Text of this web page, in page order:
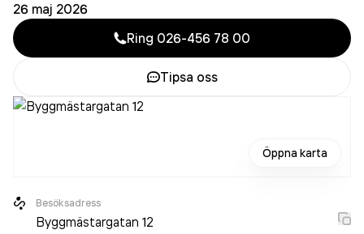
26 maj 2026
Ring 026-456 78 00
Tipsa oss
Öppna karta
Besöksadress
Byggmästargatan 12